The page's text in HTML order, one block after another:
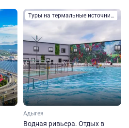
Туры на термальные источники
Адыгея
Водная ривьера. Отдых в